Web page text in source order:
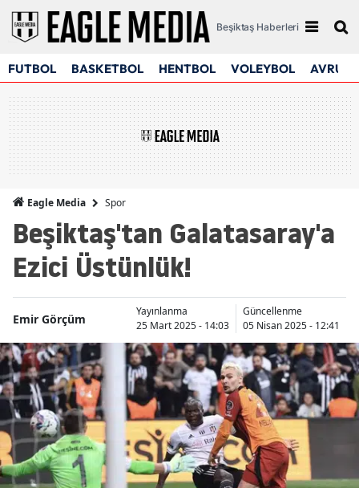
Beşiktaş Haberleri
FUTBOL BASKETBOL HENTBOL VOLEYBOL
Eagle Media Spor
Beşiktaş'tan Galatasaray'a
Ezici Üstünlük!
Emir Görçüm
Yayınlanma
25 Mart 2025 - 14:03
Güncellenme
05 Nisan 2025 - 12:41